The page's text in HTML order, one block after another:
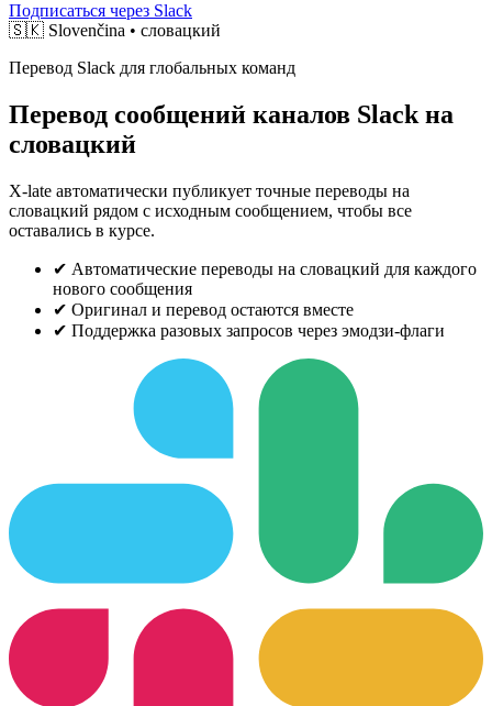
Подписаться через Slack
🇸🇰 Slovenčina • словацкий
Перевод Slack для глобальных команд
Перевод сообщений каналов Slack на
словацкий
X-late автоматически публикует точные переводы на
словацкий рядом с исходным сообщением, чтобы все
оставались в курсе.
✔ Автоматические переводы на словацкий для каждого
нового сообщения
✔ Оригинал и перевод остаются вместе
✔ Поддержка разовых запросов через эмодзи-флаги